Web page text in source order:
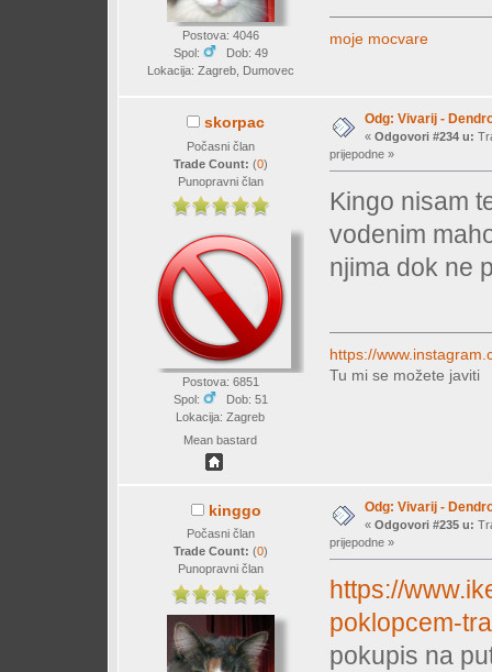
Postova: 4046
Spol:
Dob: 49
Lokacija: Zagreb, Dumovec
moje mocvare
skorpac
Počasni član
Trade Count: (0)
Punopravni član
Postova: 6851
Spol:
Dob: 51
Lokacija: Zagreb
Mean bastard
Odg: Vivarij -
« Odgovori #234 u:
prijepodne »
Kingo nisam
vodenim
njima dok ne
https://
Tu mi se možete javiti
kinggo
Počasni član
Trade Count: (0)
Punopravni član
Odg: Vivarij -
« Odgovori #235 u:
prijepodne »
https://
poklopcem-
pokupis na